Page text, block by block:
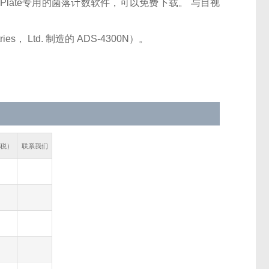
专用的菌落计数软件，可以免费下载。 与目视
， Ltd. 制造的 ADS-4300N）。
） 联系我们